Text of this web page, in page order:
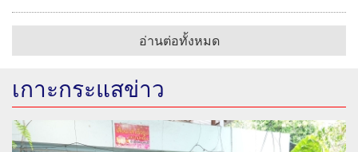
อ่านต่อทั้งหมด
เกาะกระแสข่าว